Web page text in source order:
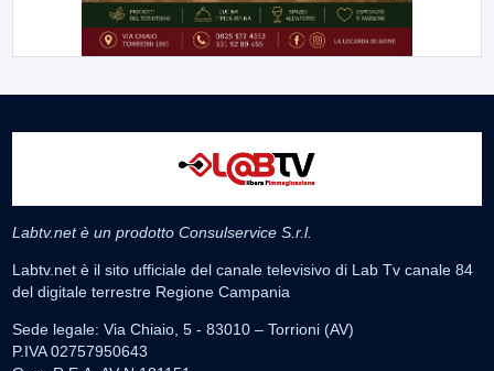
Labtv.net è un prodotto Consulservice S.r.l.
Labtv.net è il sito ufficiale del canale televisivo di Lab Tv canale 84
del digitale terrestre Regione Campania
Sede legale: Via Chiaio, 5 - 83010 – Torrioni (AV)
P.IVA 02757950643